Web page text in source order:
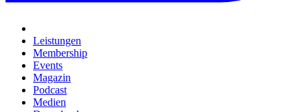
Leistungen
Membership
Events
Magazin
Podcast
Medien